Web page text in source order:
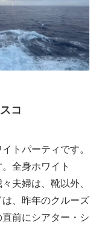
コ
トパーティです。
全身ホワイト
夫婦は、靴以外、
、昨年のクルーズ
前にシアター・シ